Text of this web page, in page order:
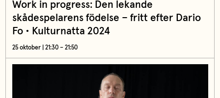
Work in progress: Den lekande
skådespelarens födelse – fritt efter Dario
Fo • Kulturnatta 2024
25 oktober | 21:30 – 21:50